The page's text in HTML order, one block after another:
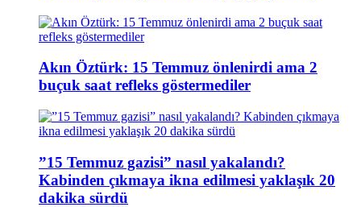
Akın Öztürk: 15 Temmuz önlenirdi ama 2
buçuk saat refleks göstermediler
”15 Temmuz gazisi” nasıl yakalandı?
Kabinden çıkmaya ikna edilmesi yaklaşık 20
dakika sürdü